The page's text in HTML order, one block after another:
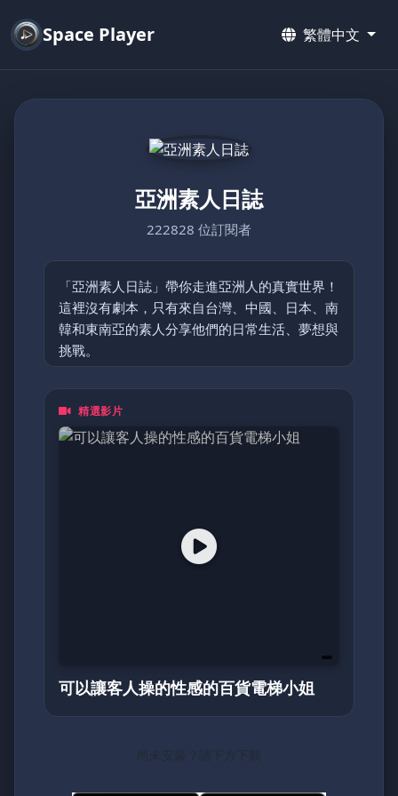
Space Player 繁體中文
亞洲素人日誌
222828 位訂閱者
「亞洲素人日誌」帶你走進亞洲人的真實世界！
這裡沒有劇本，只有來自台灣、中國、日本、南
韓和東南亞的素人分享他們的日常生活、夢想與
挑戰。
從鄉村的簡單快樂到都市的忙碌節奏，每支影片
都是一頁動人的日記。加入我們，探索亞洲最真
摯的面貌！
精選影片
可以讓客人操的性感的百貨電梯小姐
尚未安裝？請下方下載